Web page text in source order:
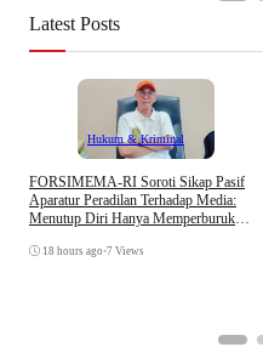
Latest Posts
Hukum & Kriminal
​FORSIMEMA-RI Soroti Sikap Pasif
Aparatur Peradilan Terhadap Media:
Menutup Diri Hanya Memperburuk
18 hours ago •7 Views